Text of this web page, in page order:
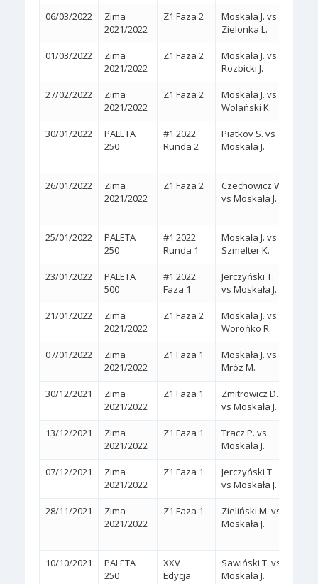
06/03/2022
Zima
2021/2022
Z1 Faza 2
Moskała J. vs
Zielonka L.
01/03/2022
Zima
2021/2022
Z1 Faza 2
Moskała J. vs
Rozbicki J.
27/02/2022
Zima
2021/2022
Z1 Faza 2
Moskała J. vs
Wolański K.
30/01/2022
PALETA
250
#1 2022
Runda 2
Piatkov S. vs
Moskała J.
26/01/2022
Zima
2021/2022
Z1 Faza 2
Czechowicz W.
vs Moskała J.
25/01/2022
PALETA
250
#1 2022
Runda 1
Moskała J. vs
Szmelter K.
23/01/2022
PALETA
500
#1 2022
Faza 1
Jerczyński T.
vs Moskała J.
21/01/2022
Zima
2021/2022
Z1 Faza 2
Moskała J. vs
Worońko R.
07/01/2022
Zima
2021/2022
Z1 Faza 1
Moskała J. vs
Mróz M.
30/12/2021
Zima
2021/2022
Z1 Faza 1
Zmitrowicz D.
vs Moskała J.
13/12/2021
Zima
2021/2022
Z1 Faza 1
Tracz P. vs
Moskała J.
07/12/2021
Zima
2021/2022
Z1 Faza 1
Jerczyński T.
vs Moskała J.
28/11/2021
Zima
2021/2022
Z1 Faza 1
Zieliński M. vs
Moskała J.
10/10/2021
PALETA
250
XXV
Edycja
Sawiński T. vs
Moskała J.